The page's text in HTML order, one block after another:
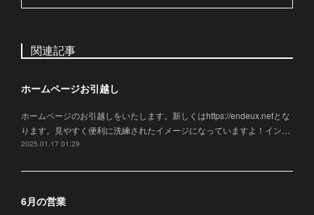
関連記事
ホームページお引越し
ホームページのお引越しをいたします。新しくはhttps://endeux.netとな
ります。見やすく便利に洗練されたイメージになっていますよ！イン…
2025.01.17 01:29
6月の営業